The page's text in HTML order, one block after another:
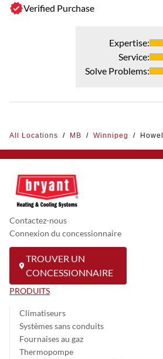
Verified Purchase
Expertise:
Service:
Solve Problems:
All Locations / MB / Winnipeg /
Contactez-nous
Connexion du concessionnaire
TROUVER UN
CONCESSIONNAIRE
PRODUITS
Climatiseurs
Systèmes sans conduits
Fournaises au gaz
Thermopompe